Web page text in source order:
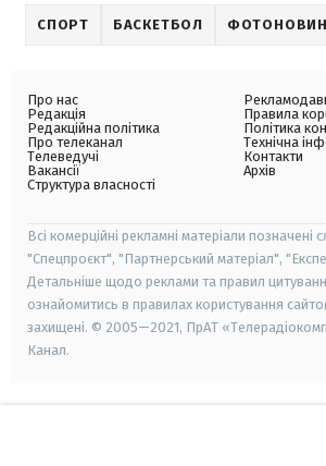
СПОРТ БАСКЕТБОЛ
Про нас
Редакція
Редакційна політика
Про телеканал
Телеведучі
Вакансії
Структура власності
Правила
Політика
Технічна
Контакти
Архів
Всі комерційні рекламні матеріали позначені
"Спецпроєкт", "Партнерський матеріал",
Детальніше щодо реклами та правил
ознайомитись в правилах користування
захищені. © 2005—2021, ПрАТ
Канал.